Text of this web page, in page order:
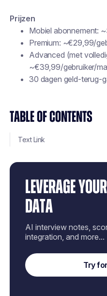
TABLE OF CONTENTS
Text Link
LEVERAGE
DATA
AI interview notes,
integration, and more...
Try
Prijzen
Mobiel abonnement:
Premium: ~€29,99/
Advanced (met
~€39,99/gebruiker/
30 dagen geld-terug-